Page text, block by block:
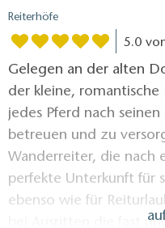
Reiterhöfe
5.0
Gelegen an der alten
der kleine,
jedes Pferd nach
betreuen und zu
Wanderreiter, die nach
perfekte Unterkunft für
ebenso wie für
bei Ausritten die fast